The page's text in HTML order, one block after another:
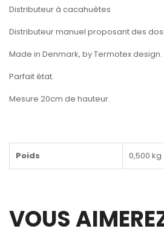
Distributeur à cacahuètes
Distributeur manuel proposant des
Made in Denmark, by Termotex design.
Parfait état.
Mesure 20cm de hauteur.
Poids 0,500 kg
VOUS